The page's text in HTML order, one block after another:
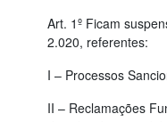
Art. 1º Ficam
2.020, referentes:
I – Processos
II – Reclamações